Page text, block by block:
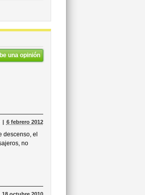
una opinión
6 febrero 2012
descenso, el
no